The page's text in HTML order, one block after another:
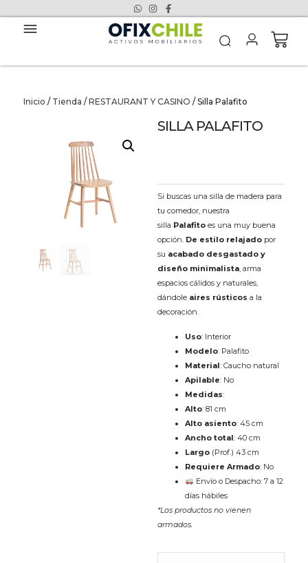
Inicio / Tienda / RESTAURANT Y CASINO / Silla Palafito
SILLA PALAFITO
Si buscas una silla de madera para
tu comedor, nuestra
silla Palafito es una muy buena
opción. De estilo relajado por
su acabado desgastado y
diseño minimalista, arma
espacios cálidos y naturales,
dándole aires rústicos a la
decoración.
Uso: Interior
Modelo: Palafito
Material: Caucho natural
Apilable: No
Medidas:
Alto: 81 cm
Alto asiento: 45 cm
Ancho total: 40 cm
Largo (Prof.) 43 cm
Requiere Armado: No
Envío o Despacho: 7 a 12
días hábiles
*Los productos no vienen
armados.